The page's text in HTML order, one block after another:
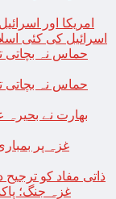
امریکا اور
اسرائیل کی کئی
حماس نہ بچاتی
حماس نہ بچاتی
ذاتی مفاد کو ترجیح دینے پر3 افغان کرکٹرز
غزہ جنگ؛